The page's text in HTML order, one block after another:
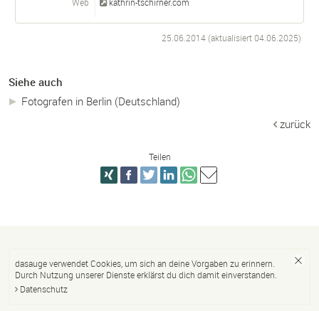
25.06.2014 (aktualisiert04.06.2025)
Siehe auch
Fotografen in Berlin (Deutschland)
zurück
Teilen
dasauge verwendet Cookies, um sich an deine Vorgaben zu erinnern.
Durch Nutzung unserer Dienste erklärst du dich damit einverstanden.
Datenschutz